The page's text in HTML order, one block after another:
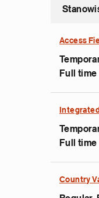
Access
Full time
Full time
Country